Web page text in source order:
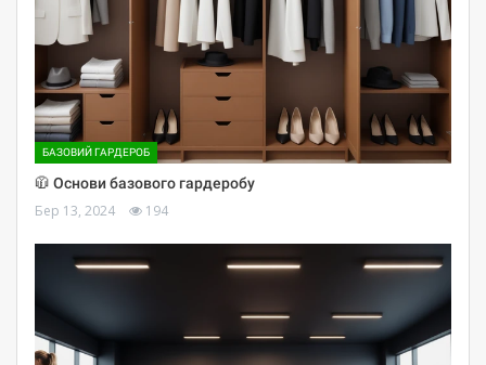
БАЗОВИЙ ГАРДЕРОБ
🧥 Основи базового гардеробу
Бер 13, 2024 194